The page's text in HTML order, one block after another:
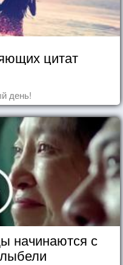
цитат
день!
начинаются с